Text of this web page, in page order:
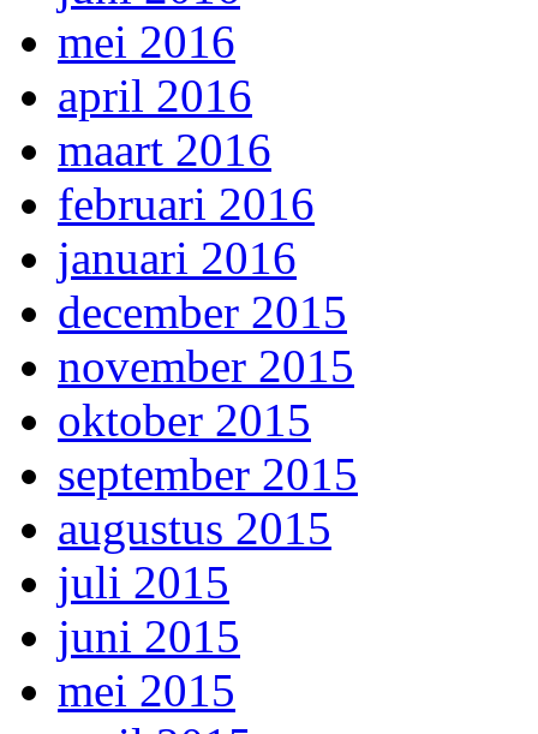
mei 2016
april 2016
maart 2016
februari 2016
januari 2016
december 2015
november 2015
oktober 2015
september 2015
augustus 2015
juli 2015
juni 2015
mei 2015